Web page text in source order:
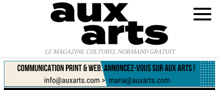
LE MAGAZINE CULTUREL NORMAND GRATUIT
Panneau de gestion des cookies